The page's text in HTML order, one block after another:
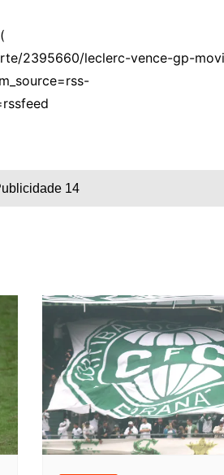
2395660/leclerc-vence-gp-
14